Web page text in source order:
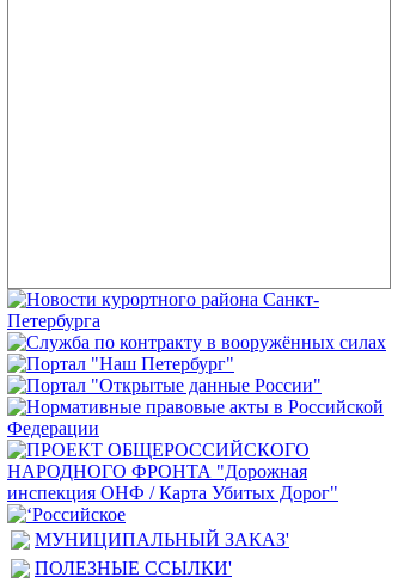
МУНИЦИПАЛЬНЫЙ ЗАКАЗ'
ПОЛЕЗНЫЕ ССЫЛКИ'